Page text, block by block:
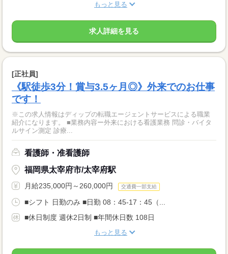
もっと見る
求人詳細を見る
[正社員]
《駅徒歩3分！賞与3.5ヶ月◎》外来でのお仕事
です！
※この求人情報はディップの転職エージェントサービスによる職業
紹介になります。 ■業務内容ー外来における看護業務 問診・バイタ
ルサイン測定 診療...
看護師・准看護師
福岡県太宰府市/太宰府駅
月給235,000円～260,000円 交通費一部支給
■シフト 日勤のみ ■日勤 08：45-17：45（...
■休日制度 週休2日制 ■年間休日数 108日
もっと見る